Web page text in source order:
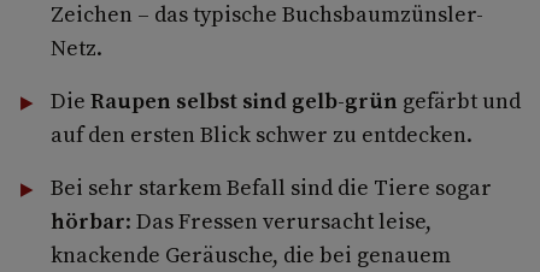
Zeichen – das typische Buchsbaumzünsler-
Netz.
Die Raupen selbst sind gelb-grün gefärbt und
auf den ersten Blick schwer zu entdecken.
Bei sehr starkem Befall sind die Tiere sogar
hörbar: Das Fressen verursacht leise,
knackende Geräusche, die bei genauem